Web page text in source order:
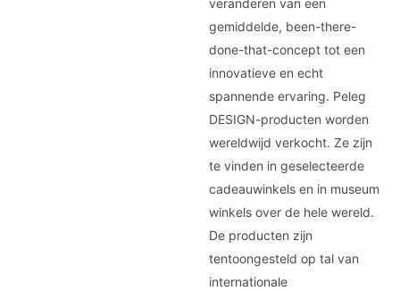
veranderen van een
gemiddelde, been-there-
done-that-concept tot een
innovatieve en echt
spannende ervaring. Peleg
DESIGN-producten worden
wereldwijd verkocht. Ze zijn
te vinden in geselecteerde
cadeauwinkels en in museum
winkels over de hele wereld.
De producten zijn
tentoongesteld op tal van
internationale